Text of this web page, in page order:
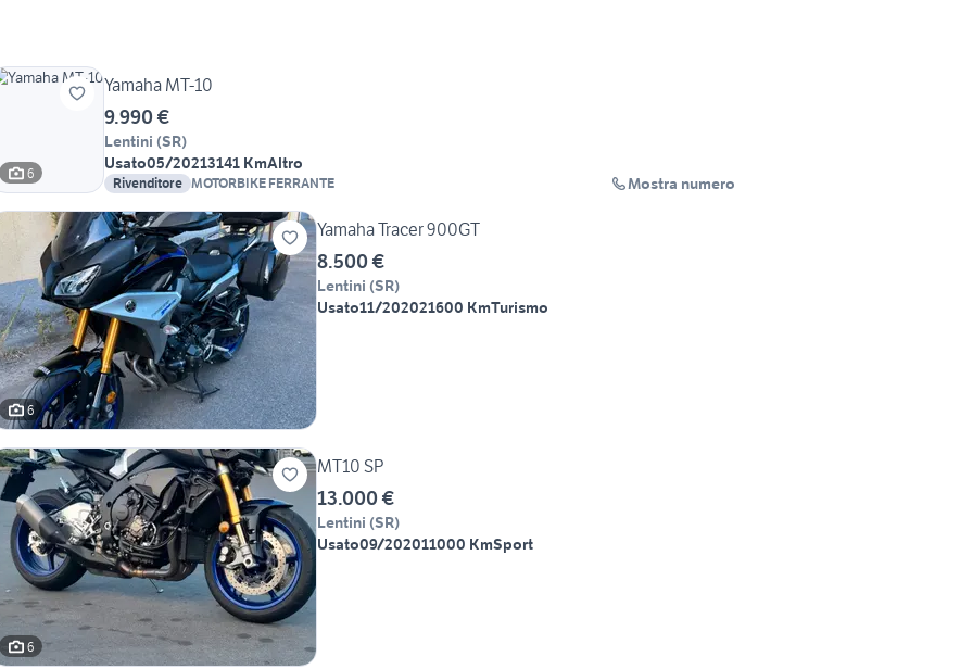
6
Yamaha MT-10
9.990 €
Lentini (SR)
Usato05/20213141 KmAltro
Rivenditore MOTORBIKE FERRANTE Mostra numero
6
Yamaha Tracer 900GT
8.500 €
Lentini (SR)
Usato11/202021600 KmTurismo
6
MT10 SP
13.000 €
Lentini (SR)
Usato09/202011000 KmSport